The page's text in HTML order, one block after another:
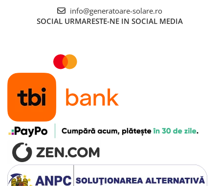
info@generatoare-solare.ro
SOCIAL URMARESTE-NE IN SOCIAL MEDIA